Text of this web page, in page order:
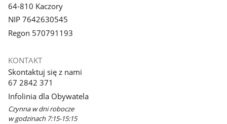
64-810 Kaczory
NIP 7642630545
Regon 570791193
KONTAKT
Skontaktuj się z nami
67 2842 371
Infolinia dla Obywatela
Czynna w dni robocze
w godzinach 7:15-15:15